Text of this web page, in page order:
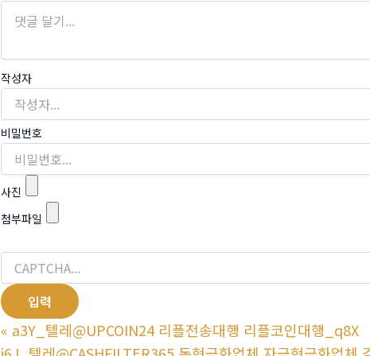
작성자
비밀번호
사진
첨부파일
« a3Y_텔레@UPCOIN24 리플전송대행 리플코인대행_q8X